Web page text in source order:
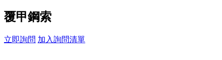
覆甲鋼索
立即詢問 加入詢問清單